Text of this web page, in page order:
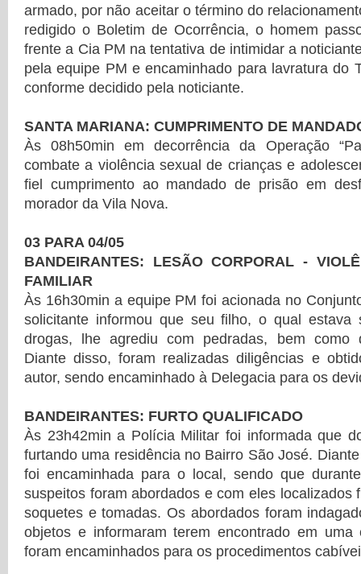
armado, por não aceitar o término do
redigido o Boletim de Ocorrência, o homem
frente a Cia PM na tentativa de intimidar a
pela equipe PM e encaminhado para lavratura do
conforme decidido pela noticiante.
SANTA MARIANA: CUMPRIMENTO DE
Às 08h50min em decorrência da Operação
combate a violência sexual de crianças e
fiel cumprimento ao mandado de prisão em
morador da Vila Nova.
03 PARA 04/05
BANDEIRANTES: LESÃO CORPORAL -
FAMILIAR
Às 16h30min a equipe PM foi acionada no
solicitante informou que seu filho, o qual
drogas, lhe agrediu com pedradas, bem como
Diante disso, foram realizadas diligências e
autor, sendo encaminhado à Delegacia para os
BANDEIRANTES: FURTO QUALIFICADO
Às 23h42min a Polícia Militar foi informada que
furtando uma residência no Bairro São José.
foi encaminhada para o local, sendo que
suspeitos foram abordados e com eles localizados
soquetes e tomadas. Os abordados foram
objetos e informaram terem encontrado em uma
foram encaminhados para os procedimentos